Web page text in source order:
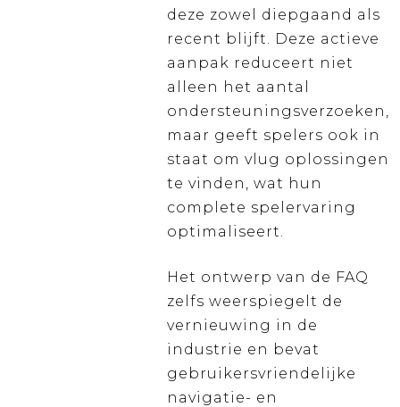
deze zowel diepgaand als
recent blijft. Deze actieve
aanpak reduceert niet
alleen het aantal
ondersteuningsverzoeken,
maar geeft spelers ook in
staat om vlug oplossingen
te vinden, wat hun
complete spelervaring
optimaliseert.
Het ontwerp van de FAQ
zelfs weerspiegelt de
vernieuwing in de
industrie en bevat
gebruikersvriendelijke
navigatie- en